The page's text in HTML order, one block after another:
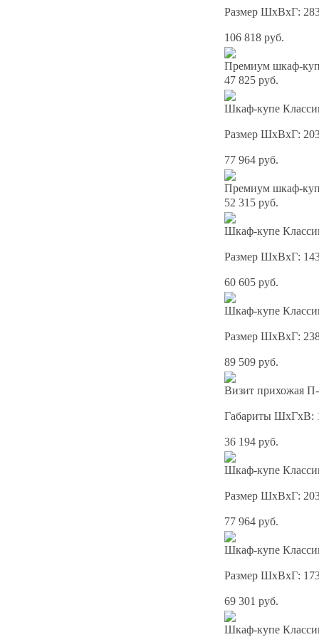
Размер ШхВхГ:
106 818 руб.
Премиум шкаф-
47 825 руб.
Шкаф-купе
Размер ШхВхГ:
77 964 руб.
Премиум шкаф-
52 315 руб.
Шкаф-купе
Размер ШхВхГ:
60 605 руб.
Шкаф-купе
Размер ШхВхГ:
89 509 руб.
Визит прихожая П-
Габариты ШхГхВ:
36 194 руб.
Шкаф-купе
Размер ШхВхГ:
77 964 руб.
Шкаф-купе
Размер ШхВхГ:
69 301 руб.
Шкаф-купе